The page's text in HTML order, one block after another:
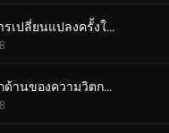
ตอนที่ 69 การเปลี่ยนแปลงครั้งใหญ่ของความรัก Cho-Cho!
ตอนที่ 70 อีกด้านของความวิตกกังวล